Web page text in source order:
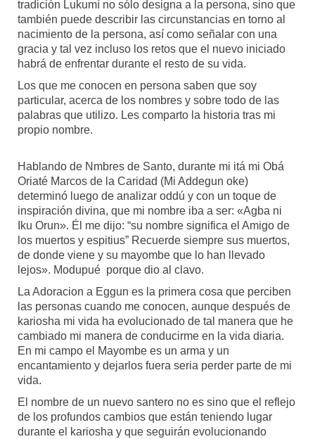
tradición Lukumí no sólo designa a la persona, sino que
también puede describir las circunstancias en torno al
nacimiento de la persona, así como señalar con una
gracia y tal vez incluso los retos que el nuevo iniciado
habrá de enfrentar durante el resto de su vida.
Los que me conocen en persona saben que soy
particular, acerca de los nombres y sobre todo de las
palabras que utilizo. Les comparto la historia tras mi
propio nombre.
Hablando de Nmbres de Santo, durante mi itá mi Obá
Oriaté Marcos de la Caridad (Mi Addegun oke)
determinó luego de analizar oddú y con un toque de
inspiración divina, que mi nombre iba a ser: «Agba ni
Iku Orun». Él me dijo: “su nombre significa el Amigo de
los muertos y espitius” Recuerde siempre sus muertos,
de donde viene y su mayombe que lo han llevado
lejos». Modupué porque dio al clavo.
La Adoracion a Eggun es la primera cosa que perciben
las personas cuando me conocen, aunque después de
kariosha mi vida ha evolucionado de tal manera que he
cambiado mi manera de conducirme en la vida diaria.
En mi campo el Mayombe es un arma y un
encantamiento y dejarlos fuera seria perder parte de mi
vida.
El nombre de un nuevo santero no es sino que el reflejo
de los profundos cambios que están teniendo lugar
durante el kariosha y que seguirán evolucionando